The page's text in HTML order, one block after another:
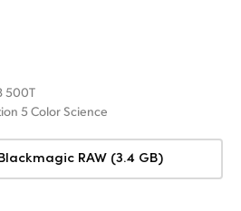
500T
5 Color Science
RAW (3.4 GB)